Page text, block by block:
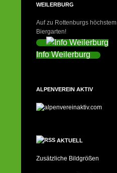
WEILERBURG
Auf zu Rottenburgs höchstem
Biergarten!
Info Weilerburg
ALPENVEREIN AKTIV
AKTUELL
Zusätzliche Bildgrößen